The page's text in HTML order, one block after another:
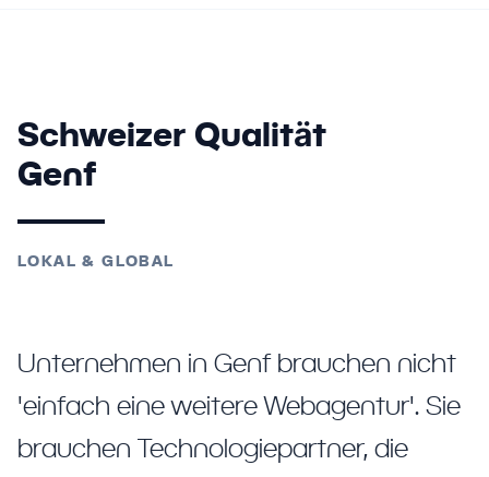
Schweizer Qualität
Genf
LOKAL & GLOBAL
Unternehmen in Genf brauchen nicht
'einfach eine weitere Webagentur'. Sie
brauchen Technologiepartner, die